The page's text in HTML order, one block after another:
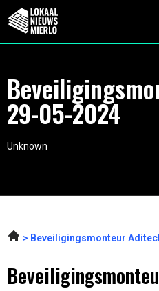
29-05-2024
Unknown
Beveiligingsmonteur